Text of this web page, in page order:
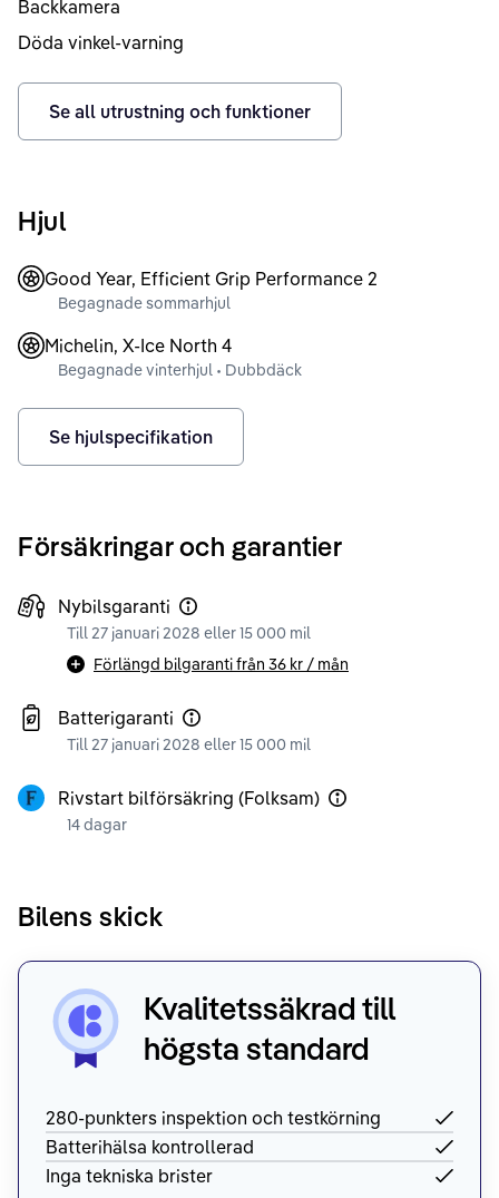
Backkamera
Döda vinkel-varning
Se all utrustning och funktioner
Hjul
Good Year, Efficient Grip Performance 2
Begagnade sommarhjul
Michelin, X-Ice North 4
Begagnade vinterhjul • Dubbdäck
Se hjulspecifikation
Försäkringar och garantier
Nybilsgaranti
Till 27 januari 2028 eller 15 000 mil
Förlängd bilgaranti från 36 kr / mån
Batterigaranti
Till 27 januari 2028 eller 15 000 mil
Rivstart bilförsäkring (Folksam)
14 dagar
Bilens skick
Kvalitetssäkrad till
högsta standard
280-punkters inspektion och testkörning
Batterihälsa kontrollerad
Inga tekniska brister